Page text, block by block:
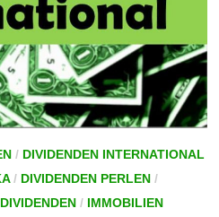
/ DIVIDENDEN INTERNATIONAL
/ DIVIDENDEN PERLEN/
/ IMMOBILIEN